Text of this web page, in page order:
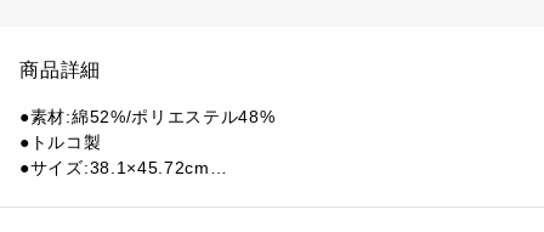
商品詳細
●素材:綿52%/ポリエステル48%
●トルコ製
●サイズ:38.1×45.72cm